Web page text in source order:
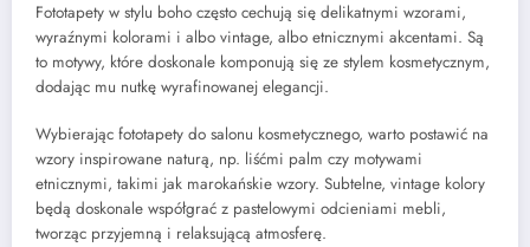
Fototapety w stylu boho często cechują się delikatnymi wzorami,
wyraźnymi kolorami i albo vintage, albo etnicznymi akcentami. Są
to motywy, które doskonale komponują się ze stylem kosmetycznym,
dodając mu nutkę wyrafinowanej elegancji.
Wybierając fototapety do salonu kosmetycznego, warto postawić na
wzory inspirowane naturą, np. liśćmi palm czy motywami
etnicznymi, takimi jak marokańskie wzory. Subtelne, vintage kolory
będą doskonale współgrać z pastelowymi odcieniami mebli,
tworząc przyjemną i relaksującą atmosferę.